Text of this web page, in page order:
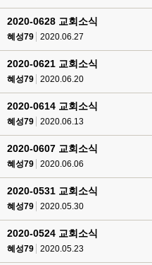
2020-0628 교회소식
혜성79 2020.06.27
2020-0621 교회소식
혜성79 2020.06.20
2020-0614 교회소식
혜성79 2020.06.13
2020-0607 교회소식
혜성79 2020.06.06
2020-0531 교회소식
혜성79 2020.05.30
2020-0524 교회소식
혜성79 2020.05.23